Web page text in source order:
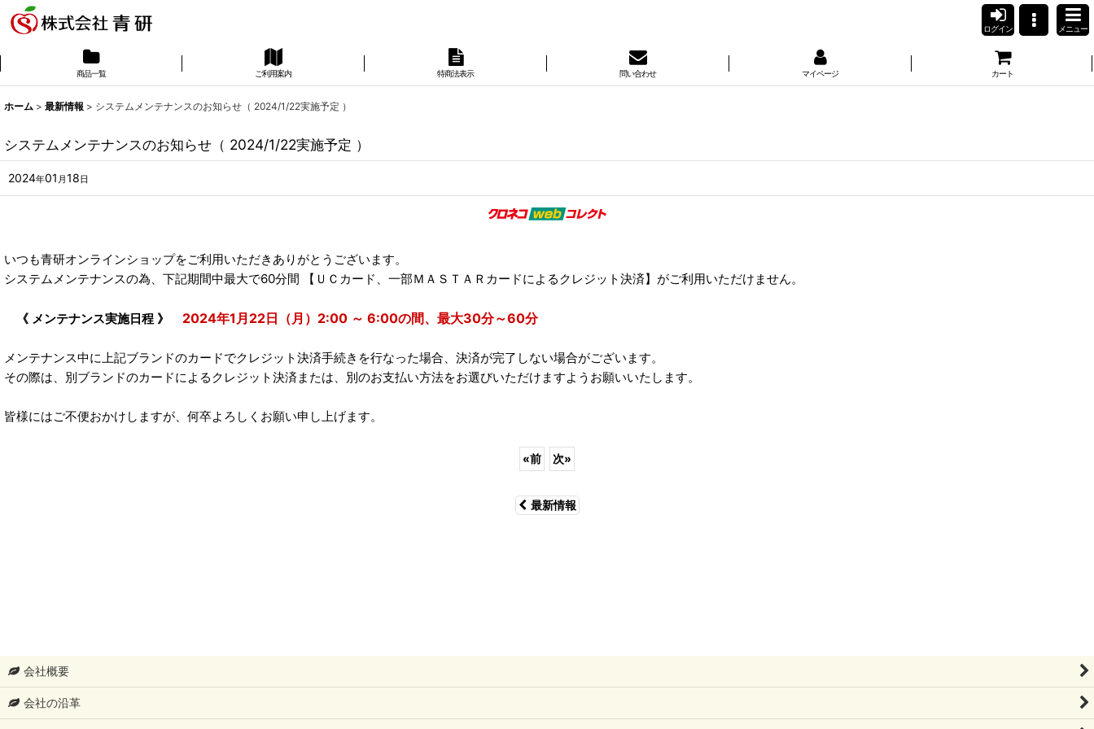
ログイン メニュー
商品一覧 ご利用案内 特商法表示 問い合わせ マイページ カート
ホーム > 最新情報 > システムメンテナンスのお知らせ（ 2024/1/22実施予定 ）
システムメンテナンスのお知らせ（ 2024/1/22実施予定 ）
2024年01 月18日
いつも青研オンラインショップをご利用いただきありがとうございます。
システムメンテナンスの為、下記期間中最大で60分間 【ＵＣカード、一部ＭＡＳＴＡＲカードによるクレジット決済】がご利用いただけません。
《 メンテナンス実施日程 》 2024年1月22日（月）2:00 ～ 6:00の間、最大30分～60分
メンテナンス中に上記ブランドのカードでクレジット決済手続きを行なった場合、決済が完了しない場合がございます。
その際は、別ブランドのカードによるクレジット決済または、別のお支払い方法をお選びいただけますようお願いいたします。
皆様にはご不便おかけしますが、何卒よろしくお願い申し上げます。
«前 次»
最新情報
会社概要
会社の沿革